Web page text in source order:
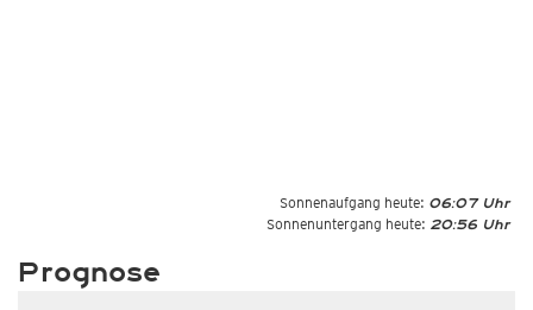
Sonnenaufgang heute: 06:07 Uhr
Sonnenuntergang heute: 20:56 Uhr
Prognose